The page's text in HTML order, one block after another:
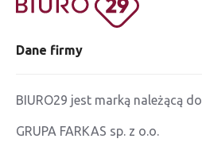
Dane firmy
BIURO29 jest marką należącą do
GRUPA FARKAS sp. z o.o.